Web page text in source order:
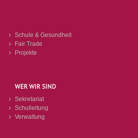
Schule & Gesundheit
Fair Trade
Projekte
WER WIR SIND
Sekretariat
Schulleitung
Verwaltung